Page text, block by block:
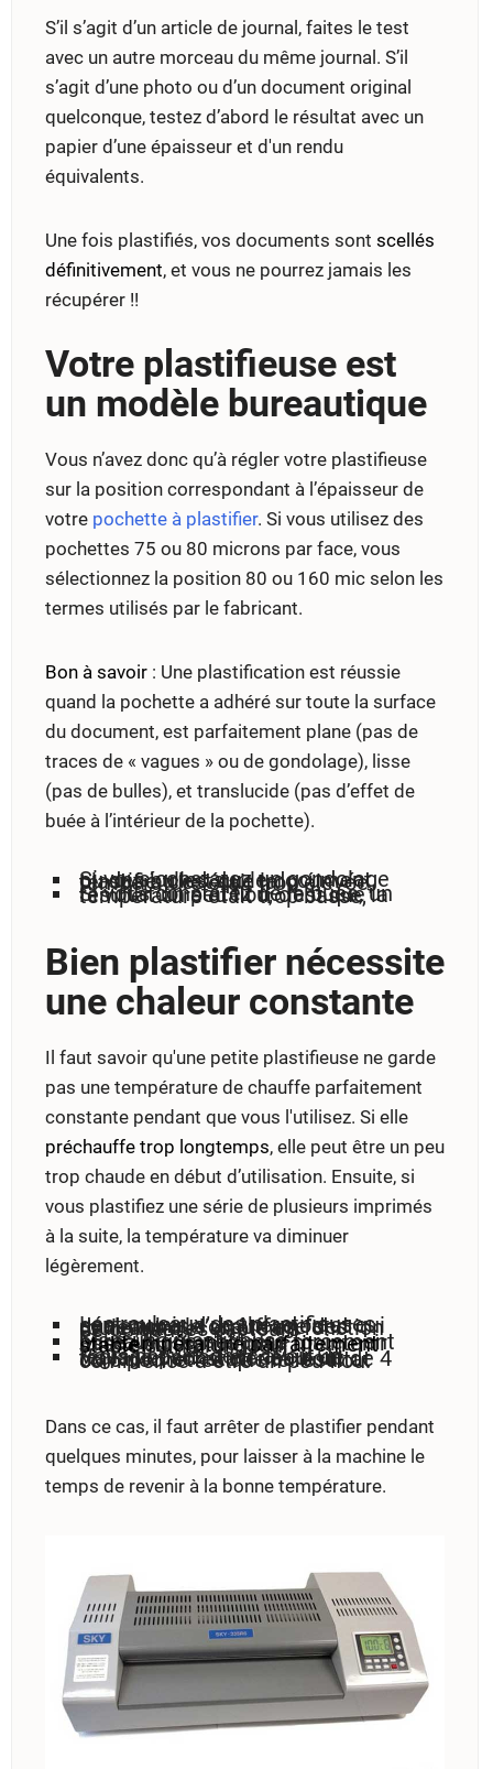
S’il s’agit d’un article de journal, faites le test
avec un autre morceau du même journal. S’il
s’agit d’une photo ou d’un document original
quelconque, testez d’abord le résultat avec un
papier d’une épaisseur et d'un rendu
équivalents.
Une fois plastifiés, vos documents sont scellés
définitivement, et vous ne pourrez jamais les
récupérer !!
Votre plastifieuse est
un modèle bureautique
Vous n’avez donc qu’à régler votre plastifieuse
sur la position correspondant à l’épaisseur de
votre pochette à plastifier. Si vous utilisez des
pochettes 75 ou 80 microns par face, vous
sélectionnez la position 80 ou 160 mic selon les
termes utilisés par le fabricant.
Bon à savoir : Une plastification est réussie
quand la pochette a adhéré sur toute la surface
du document, est parfaitement plane (pas de
traces de « vagues » ou de gondolage), lisse
(pas de bulles), et translucide (pas d’effet de
buée à l’intérieur de la pochette).
Si vous constatez un gondolage ou des bulles sur le document plastifié, c’est que la température était trop élevée,
Si vous constatez de la buée, un résultat un peu flou, c’est que la température était trop basse,
Bien plastifier nécessite
une chaleur constante
Il faut savoir qu'une petite plastifieuse ne garde
pas une température de chauffe parfaitement
constante pendant que vous l'utilisez. Si elle
préchauffe trop longtemps, elle peut être un peu
trop chaude en début d’utilisation. Ensuite, si
vous plastifiez une série de plusieurs imprimés
à la suite, la température va diminuer
légèrement.
Les rouleaux des plastifieuses sont munis d’un thermostat qui déclenche le chauffage des rouleaux ou l’arrête en fonction de ce que les capteurs perçoivent.
Mais une plastifieuse bureautique n'est pas forcément assez puissante pour maintenir une
température parfaitement stablesur la longueur.
Vous pouvez donc avoir un réglage parfait en début de travail et constater au bout de 4 ou 5 pochettes que le résultat commence à être un peu flou.
Dans ce cas, il faut arrêter de plastifier pendant
quelques minutes, pour laisser à la machine le
temps de revenir à la bonne température.